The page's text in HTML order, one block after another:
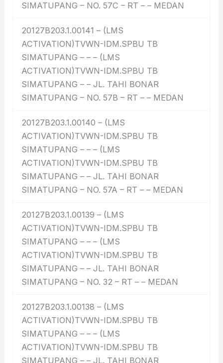
SIMATUPANG – NO. 57C – RT – – MEDAN
20127B203.1.00141 – (LMS
ACTIVATION)TVWN-IDM.SPBU TB
SIMATUPANG – – – (LMS
ACTIVATION)TVWN-IDM.SPBU TB
SIMATUPANG – – JL. TAHI BONAR
SIMATUPANG – NO. 57B – RT – – MEDAN
20127B203.1.00140 – (LMS
ACTIVATION)TVWN-IDM.SPBU TB
SIMATUPANG – – – (LMS
ACTIVATION)TVWN-IDM.SPBU TB
SIMATUPANG – – JL. TAHI BONAR
SIMATUPANG – NO. 57A – RT – – MEDAN
20127B203.1.00139 – (LMS
ACTIVATION)TVWN-IDM.SPBU TB
SIMATUPANG – – – (LMS
ACTIVATION)TVWN-IDM.SPBU TB
SIMATUPANG – – JL. TAHI BONAR
SIMATUPANG – NO. 32 – RT – – MEDAN
20127B203.1.00138 – (LMS
ACTIVATION)TVWN-IDM.SPBU TB
SIMATUPANG – – – (LMS
ACTIVATION)TVWN-IDM.SPBU TB
SIMATUPANG – – JL. TAHI BONAR